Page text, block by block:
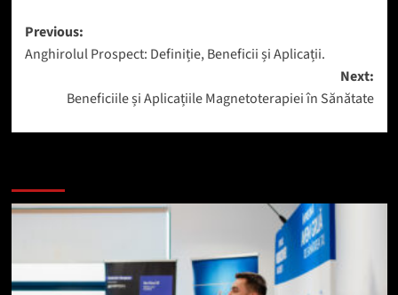
Post
navigation
Previous:
Anghirolul Prospect: Definiție, Beneficii și Aplicații.
Next:
Beneficiile și Aplicațiile Magnetoterapiei în Sănătate